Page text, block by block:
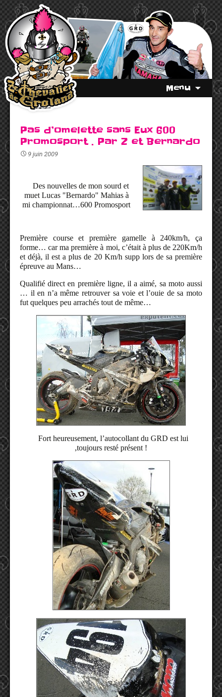
Menu
Pas d’omelette sans Eux 600
Promosport . Par Z et Bernardo
9 juin 2009
Des nouvelles de mon sourd et
muet Lucas "Bernardo" Mahias à
mi championnat…600 Promosport
Première course et première gamelle à 240km/h, ça
forme… car ma première à moi, c’était à plus de 220Km/h
et déjà, il est a plus de 20 Km/h supp lors de sa première
épreuve au Mans…
Qualifié direct en première ligne, il a aimé, sa moto aussi
… il en n’a même retrouver sa voie et l’ouie de sa moto
fut quelques peu arrachés tout de même…
Fort heureusement, l’autocollant du GRD est lui
,toujours resté présent !